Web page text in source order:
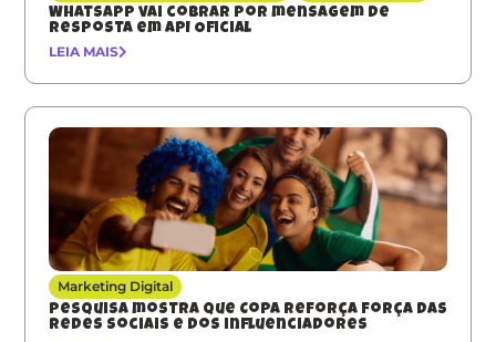
Whatsapp vai cobrar por mensagem de
resposta em API Oficial
LEIA MAIS
Marketing Digital
Pesquisa mostra que Copa reforça força das
redes sociais e dos influenciadores